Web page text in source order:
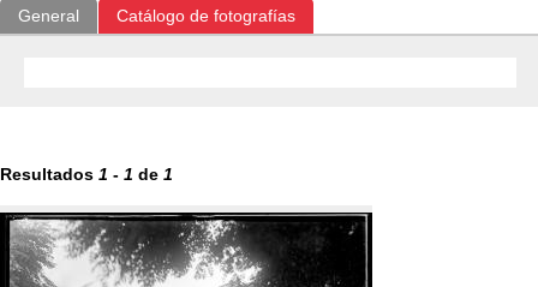
General Catálogo de fotografías
Resultados 1 - 1 de 1